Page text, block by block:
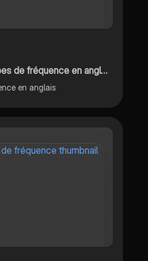
de fréquence en anglais
en anglais